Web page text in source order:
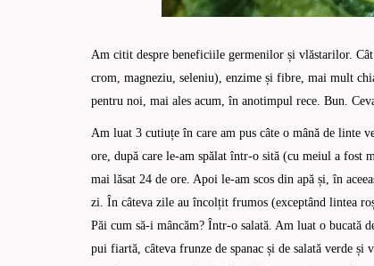
Am citit despre beneficiile germenilor și vlăstarilor.
crom, magneziu, seleniu), enzime și fibre, mai mult
pentru noi, mai ales acum, în anotimpul rece. Bun.
Am luat 3 cutiuțe în care am pus câte o mână de linte
ore, după care le-am spălat într-o sită (cu meiul a fost
mai lăsat 24 de ore. Apoi le-am scos din apă și, în
zi. În câteva zile au încolțit frumos (exceptând lintea
Păi cum să-i mâncăm? Într-o salată. Am luat o bucată
pui fiartă, câteva frunze de spanac și de salată verde